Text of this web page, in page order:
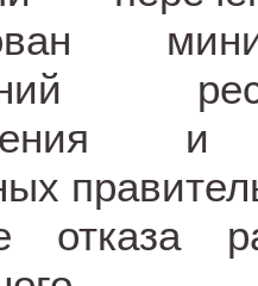
и
отказа